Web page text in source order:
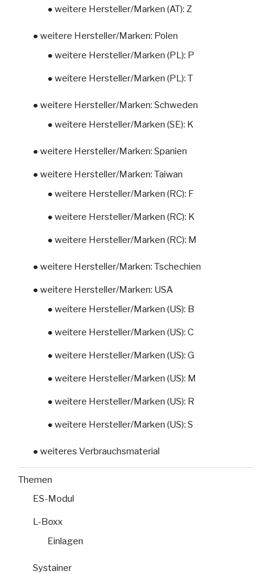
● weitere Hersteller/Marken (AT): Z
● weitere Hersteller/Marken: Polen
● weitere Hersteller/Marken (PL): P
● weitere Hersteller/Marken (PL): T
● weitere Hersteller/Marken: Schweden
● weitere Hersteller/Marken (SE): K
● weitere Hersteller/Marken: Spanien
● weitere Hersteller/Marken: Taiwan
● weitere Hersteller/Marken (RC): F
● weitere Hersteller/Marken (RC): K
● weitere Hersteller/Marken (RC): M
● weitere Hersteller/Marken: Tschechien
● weitere Hersteller/Marken: USA
● weitere Hersteller/Marken (US): B
● weitere Hersteller/Marken (US): C
● weitere Hersteller/Marken (US): G
● weitere Hersteller/Marken (US): M
● weitere Hersteller/Marken (US): R
● weitere Hersteller/Marken (US): S
● weiteres Verbrauchsmaterial
Themen
ES-Modul
L-Boxx
Einlagen
Systainer